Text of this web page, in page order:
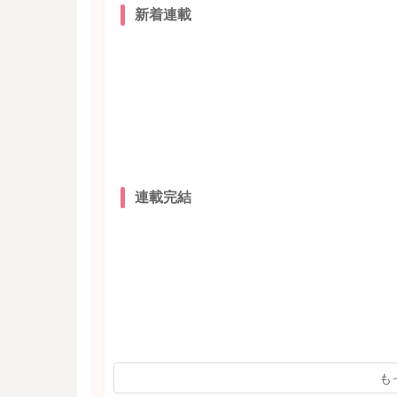
新着連載
連載完結
も